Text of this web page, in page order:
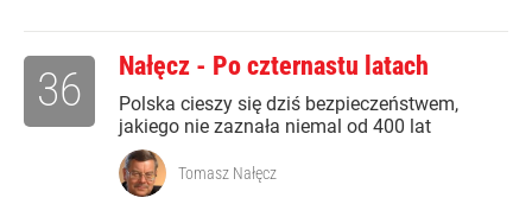
Nałęcz - Po czternastu latach
Polska cieszy się dziś bezpieczeństwem,
jakiego nie zaznała niemal od 400 lat
36
Tomasz Nałęcz